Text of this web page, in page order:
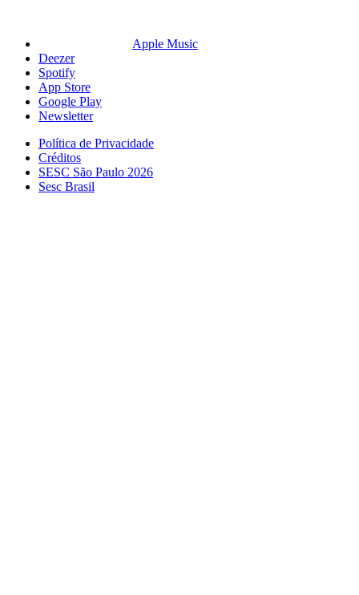
Apple Music
Deezer
Spotify
App Store
Google Play
Newsletter
Política de Privacidade
Créditos
SESC São Paulo 2026
Sesc Brasil